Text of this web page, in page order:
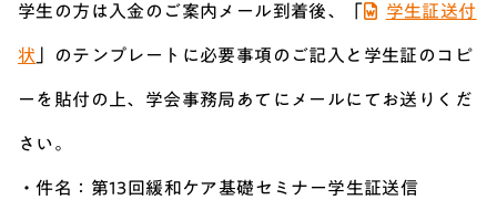
学生の方は入金のご案内メール到着後、「 学生証送付
状 」のテンプレートに必要事項のご記入と学生証のコピ
ーを貼付の上、学会事務局あてにメールにてお送りくだ
さい。
・件名：第13回緩和ケア基礎セミナー学生証送信